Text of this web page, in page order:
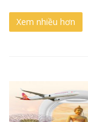
Xem nhiều hơn